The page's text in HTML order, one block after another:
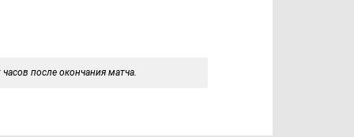
после окончания матча.